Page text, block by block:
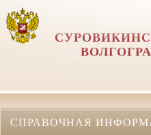
СПРАВОЧНАЯ